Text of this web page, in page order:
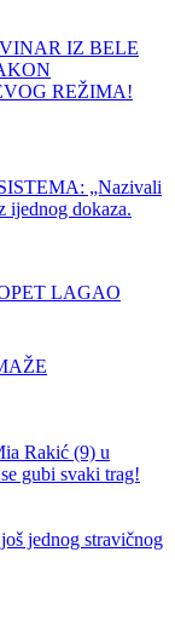
IZ BELE
REŽIMA!
„Nazivali
ijednog dokaza.
LAGAO
Rakić (9) u
gubi svaki trag!
jednog stravičnog